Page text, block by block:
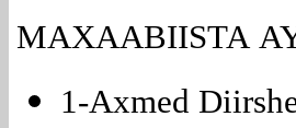
MAXAABIISTA
1-Axmed